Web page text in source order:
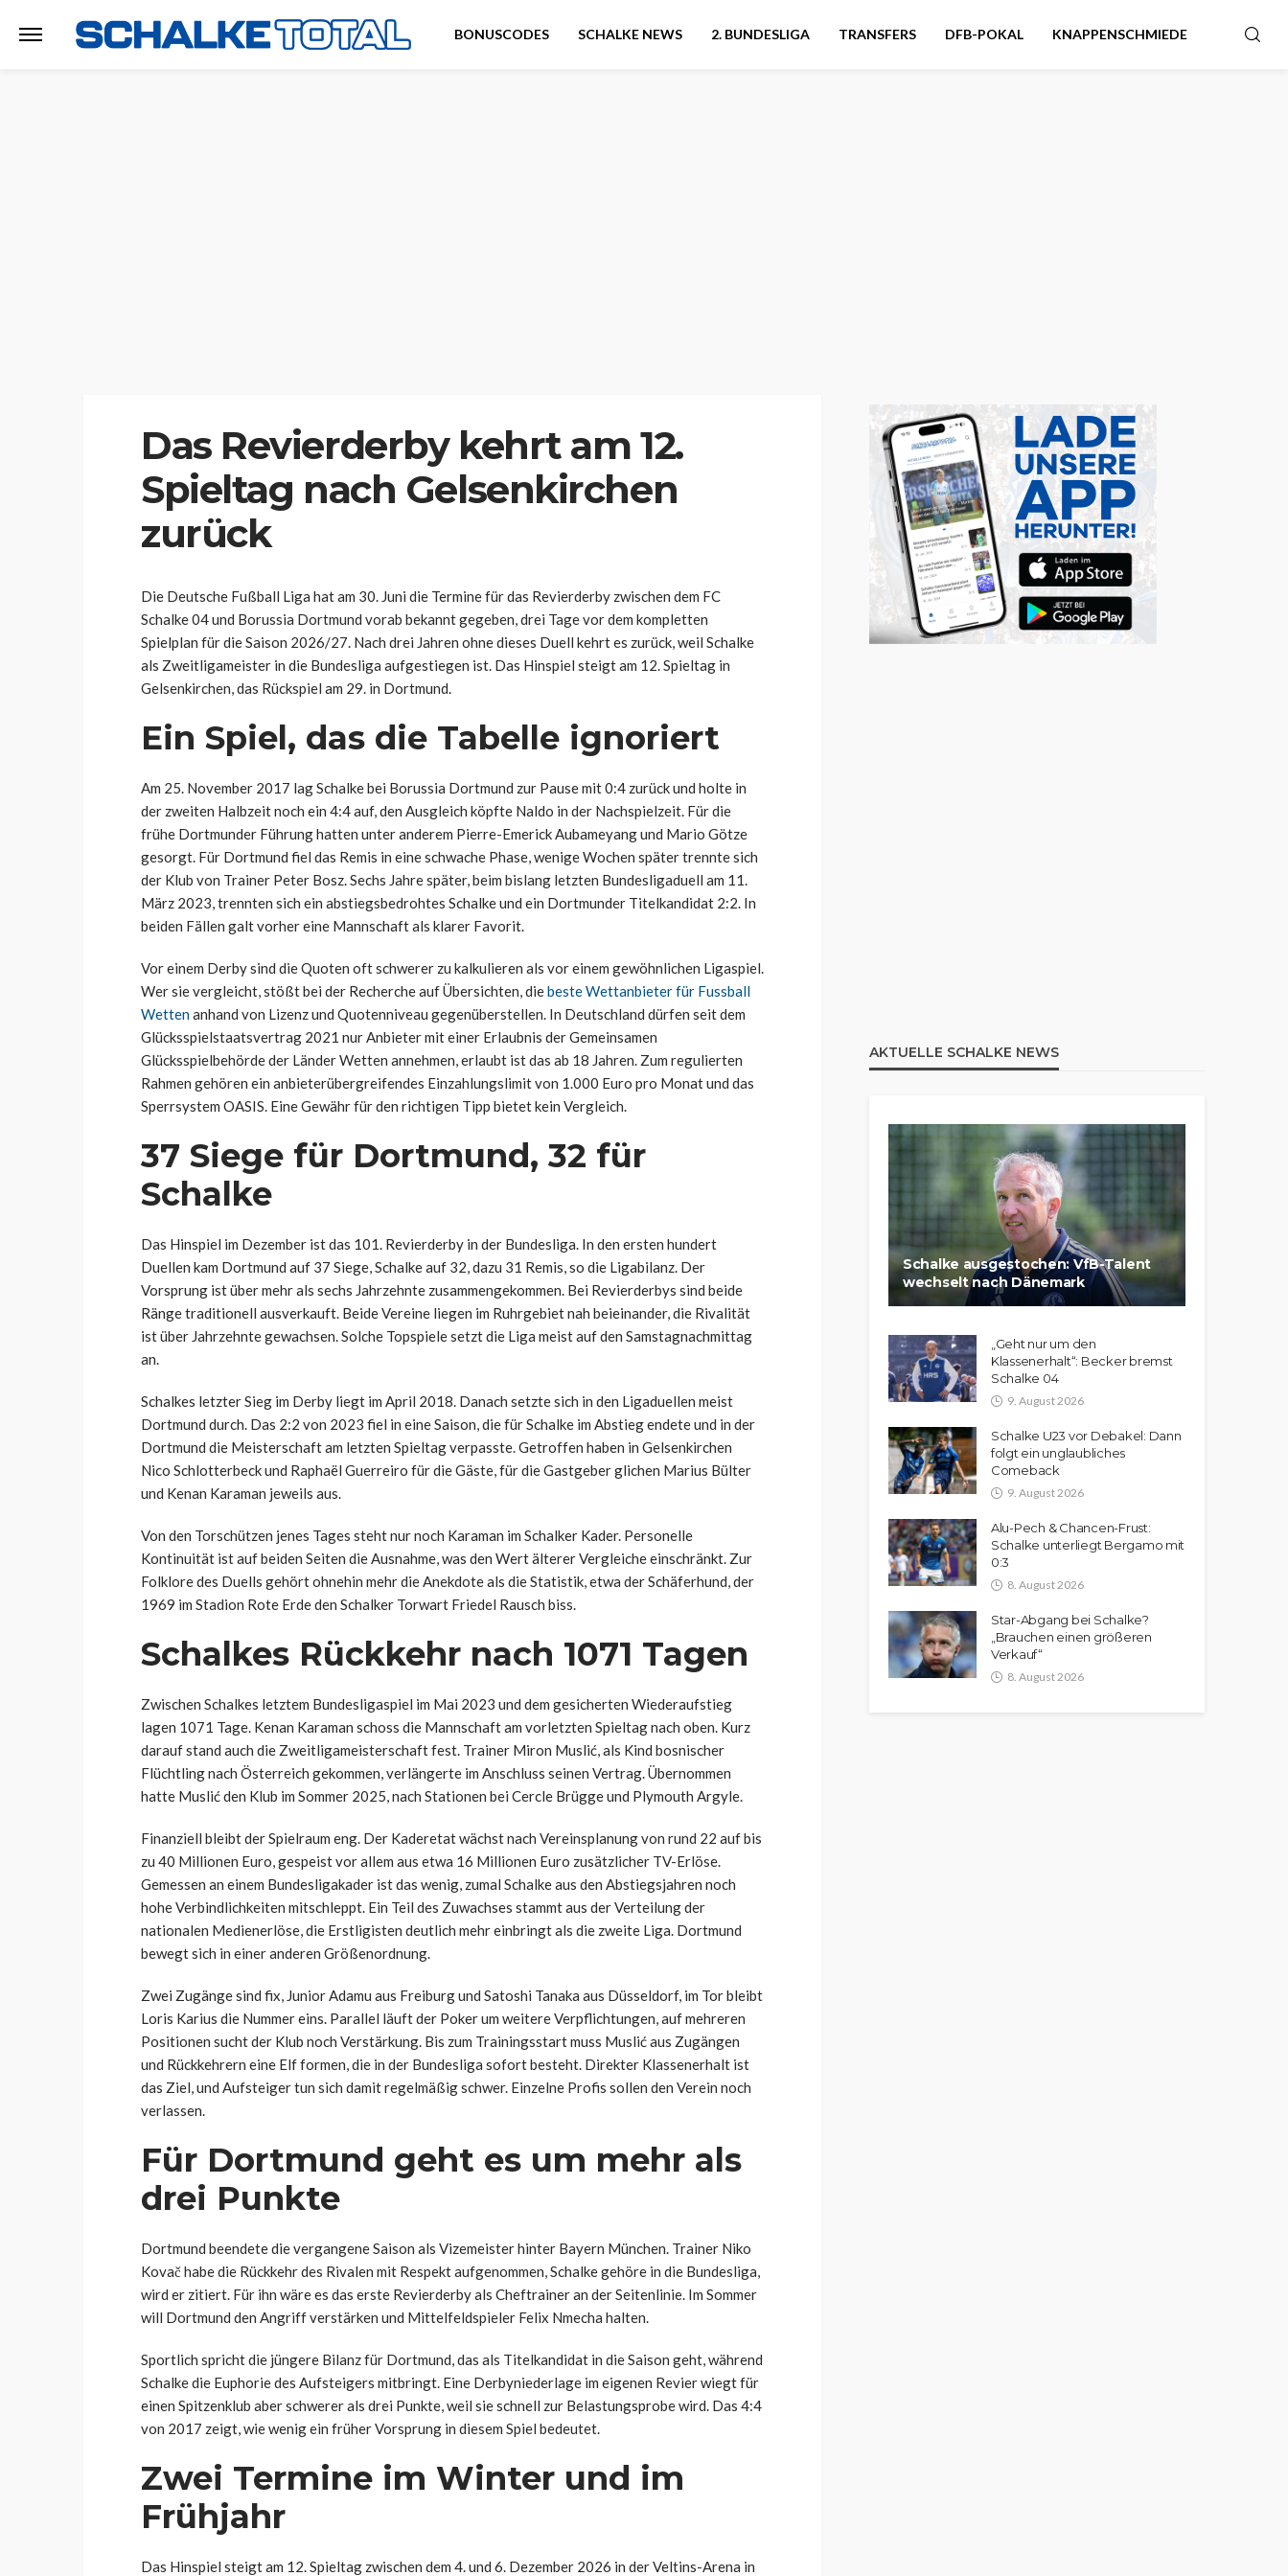
BONUSCODES SCHALKE NEWS 2. BUNDESLIGA TRANSFERS DFB-POKAL KNAPPENSCHMIEDE
Das Revierderby kehrt am 12.
Spieltag nach Gelsenkirchen
zurück
Die Deutsche Fußball Liga hat am 30. Juni die Termine für das Revierderby zwischen dem FC
Schalke 04 und Borussia Dortmund vorab bekannt gegeben, drei Tage vor dem kompletten
Spielplan für die Saison 2026/27. Nach drei Jahren ohne dieses Duell kehrt es zurück, weil Schalke
als Zweitligameister in die Bundesliga aufgestiegen ist. Das Hinspiel steigt am 12. Spieltag in
Gelsenkirchen, das Rückspiel am 29. in Dortmund.
Ein Spiel, das die Tabelle ignoriert
Am 25. November 2017 lag Schalke bei Borussia Dortmund zur Pause mit 0:4 zurück und holte in
der zweiten Halbzeit noch ein 4:4 auf, den Ausgleich köpfte Naldo in der Nachspielzeit. Für die
frühe Dortmunder Führung hatten unter anderem Pierre-Emerick Aubameyang und Mario Götze
gesorgt. Für Dortmund fiel das Remis in eine schwache Phase, wenige Wochen später trennte sich
der Klub von Trainer Peter Bosz. Sechs Jahre später, beim bislang letzten Bundesligaduell am 11.
März 2023, trennten sich ein abstiegsbedrohtes Schalke und ein Dortmunder Titelkandidat 2:2. In
beiden Fällen galt vorher eine Mannschaft als klarer Favorit.
Vor einem Derby sind die Quoten oft schwerer zu kalkulieren als vor einem gewöhnlichen Ligaspiel.
Wer sie vergleicht, stößt bei der Recherche auf Übersichten, diebeste Wettanbieter für Fussball
Wettenanhand von Lizenz und Quotenniveau gegenüberstellen. In Deutschland dürfen seit dem
Glücksspielstaatsvertrag 2021 nur Anbieter mit einer Erlaubnis der Gemeinsamen
Glücksspielbehörde der Länder Wetten annehmen, erlaubt ist das ab 18 Jahren. Zum regulierten
Rahmen gehören ein anbieterübergreifendes Einzahlungslimit von 1.000 Euro pro Monat und das
Sperrsystem OASIS. Eine Gewähr für den richtigen Tipp bietet kein Vergleich.
37 Siege für Dortmund, 32 für
Schalke
Das Hinspiel im Dezember ist das 101. Revierderby in der Bundesliga. In den ersten hundert
Duellen kam Dortmund auf 37 Siege, Schalke auf 32, dazu 31 Remis, so die Ligabilanz. Der
Vorsprung ist über mehr als sechs Jahrzehnte zusammengekommen. Bei Revierderbys sind beide
Ränge traditionell ausverkauft. Beide Vereine liegen im Ruhrgebiet nah beieinander, die Rivalität
ist über Jahrzehnte gewachsen. Solche Topspiele setzt die Liga meist auf den Samstagnachmittag
an.
Schalkes letzter Sieg im Derby liegt im April 2018. Danach setzte sich in den Ligaduellen meist
Dortmund durch. Das 2:2 von 2023 fiel in eine Saison, die für Schalke im Abstieg endete und in der
Dortmund die Meisterschaft am letzten Spieltag verpasste. Getroffen haben in Gelsenkirchen
Nico Schlotterbeck und Raphaël Guerreiro für die Gäste, für die Gastgeber glichen Marius Bülter
und Kenan Karaman jeweils aus.
Von den Torschützen jenes Tages steht nur noch Karaman im Schalker Kader. Personelle
Kontinuität ist auf beiden Seiten die Ausnahme, was den Wert älterer Vergleiche einschränkt. Zur
Folklore des Duells gehört ohnehin mehr die Anekdote als die Statistik, etwa der Schäferhund, der
1969 im Stadion Rote Erde den Schalker Torwart Friedel Rausch biss.
Schalkes Rückkehr nach 1071 Tagen
Zwischen Schalkes letztem Bundesligaspiel im Mai 2023 und dem gesicherten Wiederaufstieg
lagen 1071 Tage. Kenan Karaman schoss die Mannschaft am vorletzten Spieltag nach oben. Kurz
darauf stand auch die Zweitligameisterschaft fest. Trainer Miron Muslić, als Kind bosnischer
Flüchtling nach Österreich gekommen, verlängerte im Anschluss seinen Vertrag. Übernommen
hatte Muslić den Klub im Sommer 2025, nach Stationen bei Cercle Brügge und Plymouth Argyle.
Finanziell bleibt der Spielraum eng. Der Kaderetat wächst nach Vereinsplanung von rund 22 auf bis
zu 40 Millionen Euro, gespeist vor allem aus etwa 16 Millionen Euro zusätzlicher TV-Erlöse.
Gemessen an einem Bundesligakader ist das wenig, zumal Schalke aus den Abstiegsjahren noch
hohe Verbindlichkeiten mitschleppt. Ein Teil des Zuwachses stammt aus der Verteilung der
nationalen Medienerlöse, die Erstligisten deutlich mehr einbringt als die zweite Liga. Dortmund
bewegt sich in einer anderen Größenordnung.
Zwei Zugänge sind fix, Junior Adamu aus Freiburg und Satoshi Tanaka aus Düsseldorf, im Tor bleibt
Loris Karius die Nummer eins. Parallel läuft der Poker um weitere Verpflichtungen, auf mehreren
Positionen sucht der Klub noch Verstärkung. Bis zum Trainingsstart muss Muslić aus Zugängen
und Rückkehrern eine Elf formen, die in der Bundesliga sofort besteht. Direkter Klassenerhalt ist
das Ziel, und Aufsteiger tun sich damit regelmäßig schwer. Einzelne Profis sollen den Verein noch
verlassen.
Für Dortmund geht es um mehr als
drei Punkte
Dortmund beendete die vergangene Saison als Vizemeister hinter Bayern München. Trainer Niko
Kovač habe die Rückkehr des Rivalen mit Respekt aufgenommen, Schalke gehöre in die Bundesliga,
wird er zitiert. Für ihn wäre es das erste Revierderby als Cheftrainer an der Seitenlinie. Im Sommer
will Dortmund den Angriff verstärken und Mittelfeldspieler Felix Nmecha halten.
Sportlich spricht die jüngere Bilanz für Dortmund, das als Titelkandidat in die Saison geht, während
Schalke die Euphorie des Aufsteigers mitbringt. Eine Derbyniederlage im eigenen Revier wiegt für
einen Spitzenklub aber schwerer als drei Punkte, weil sie schnell zur Belastungsprobe wird. Das 4:4
von 2017 zeigt, wie wenig ein früher Vorsprung in diesem Spiel bedeutet.
Zwei Termine im Winter und im
Frühjahr
Das Hinspiel steigt am 12. Spieltag zwischen dem 4. und 6. Dezember 2026 in der Veltins-Arena in
AKTUELLE SCHALKE NEWS
Schalke ausgestochen: VfB-Talent
wechselt nach Dänemark
„Geht nur um den
Klassenerhalt“: Becker bremst
Schalke 04
9. August 2026
Schalke U23 vor Debakel: Dann
folgt ein unglaubliches
Comeback
9. August 2026
Alu-Pech & Chancen-Frust:
Schalke unterliegt Bergamo mit
0:3
8. August 2026
Star-Abgang bei Schalke?
„Brauchen einen größeren
Verkauf“
8. August 2026